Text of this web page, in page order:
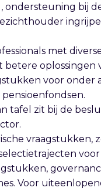
ondersteuning bij
met
oplossingen
voor onder
tafel zit bij de
vraagstukken,
Voor